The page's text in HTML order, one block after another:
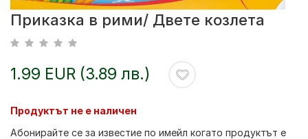
Приказка в рими/ Двете козлета
1.99 EUR (3.89 лв.)
Продуктът не е наличен
Абонирайте се за известие по имейл когато продуктът е